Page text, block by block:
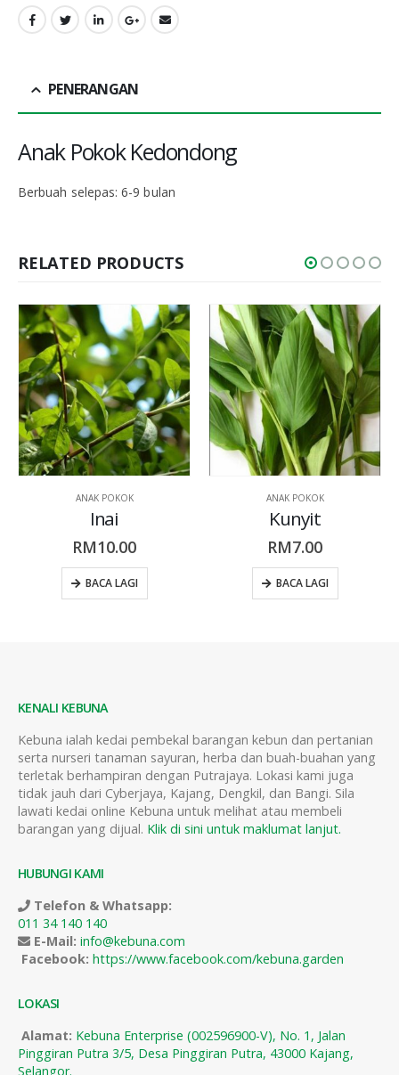
PENERANGAN
Anak Pokok Kedondong
Berbuah selepas: 6-9 bulan
RELATED PRODUCTS
ANAK POKOK
Kunyit
RM7.00
BACA LAGI
ANAK POKOK
Sirih
RM8.00
BACA LAGI
KENALI KEBUNA
Kebuna ialah kedai pembekal barangan kebun dan pertanian
serta nurseri tanaman sayuran, herba dan buah-buahan yang
terletak berhampiran dengan Putrajaya. Lokasi kami juga
tidak jauh dari Cyberjaya, Kajang, Dengkil, dan Bangi. Sila
lawati kedai online Kebuna untuk melihat atau membeli
barangan yang dijual. Klik di sini untuk maklumat lanjut.
HUBUNGI KAMI
Telefon & Whatsapp:
011 34 140 140
E-Mail: info@kebuna.com
Facebook: https://www.facebook.com/kebuna.garden
LOKASI
Alamat: Kebuna Enterprise (002596900-V), No. 1, Jalan
Pinggiran Putra 3/5, Desa Pinggiran Putra, 43000 Kajang,
Selangor.